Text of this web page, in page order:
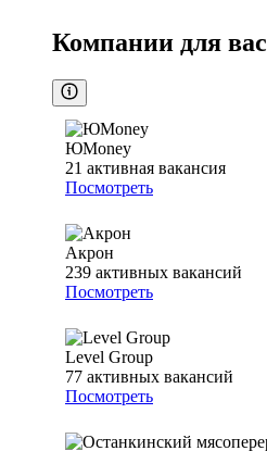
Компании для вас
ЮMoney
21 активная вакансия
Посмотреть
Акрон
239 активных вакансий
Посмотреть
Level Group
77 активных вакансий
Посмотреть